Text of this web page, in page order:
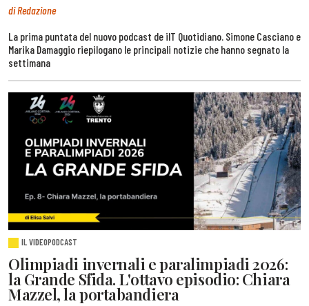
di Redazione
La prima puntata del nuovo podcast de ilT Quotidiano. Simone Casciano e
Marika Damaggio riepilogano le principali notizie che hanno segnato la
settimana
IL VIDEOPODCAST
Olimpiadi invernali e paralimpiadi 2026:
la Grande Sfida. L'ottavo episodio: Chiara
Mazzel, la portabandiera